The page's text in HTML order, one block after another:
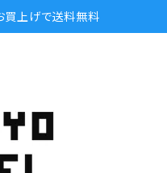
上げで送料無料